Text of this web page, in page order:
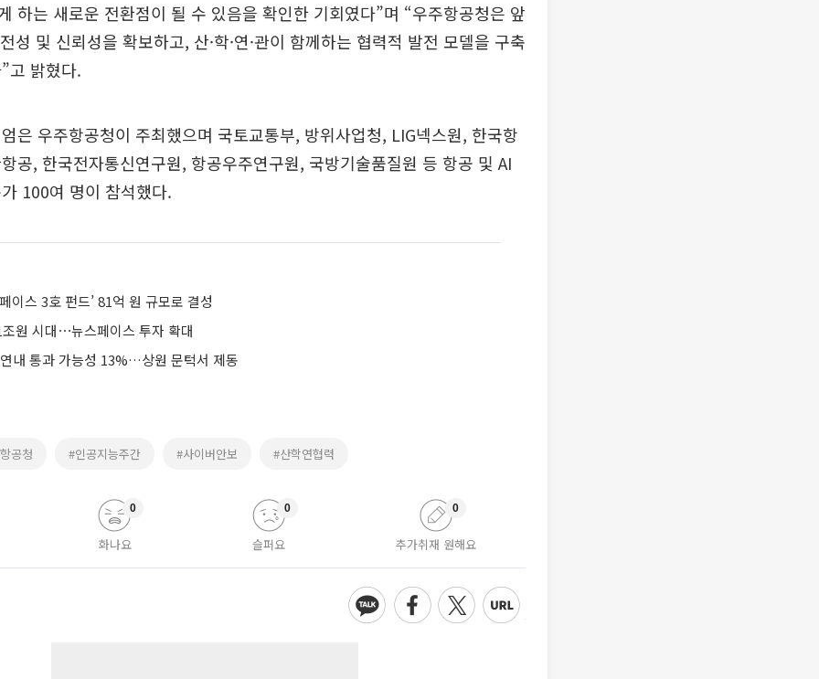
하는 새로운 전환점이 될 수 있음을 확인한 기회였다”며 “우주항공청은 앞
성 및 신뢰성을 확보하고, 산·학·연·관이 함께하는 협력적 발전 모델을 구축
고 밝혔다.
은 우주항공청이 주최했으며 국토교통부, 방위사업청, LIG넥스원, 한국항
공, 한국전자통신연구원, 항공우주연구원, 국방기술품질원 등 항공 및 AI
100여 명이 참석했다.
이스 3호 펀드’ 81억 원 규모로 결성
원 시대⋯뉴스페이스 투자 확대
내 통과 가능성 13%…상원 문턱서 제동
공청 #인공지능주간 #사이버안보 #산학연협력
화나요
0
슬퍼요
0
추가취재 원해요
0